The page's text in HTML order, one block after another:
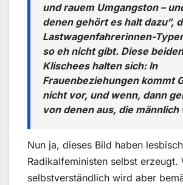
und rauem Umgangston –
denen gehört es halt dazu“,
Lastwagenfahrerinnen-
so eh nicht gibt. Diese beiden
Klischees halten sich: In
Frauenbeziehungen kommt
nicht vor, und wenn, dann
von denen aus, die männlich
Nun ja, dieses Bild haben
Radikalfeministen selbst erzeugt.
selbstverständlich wird aber